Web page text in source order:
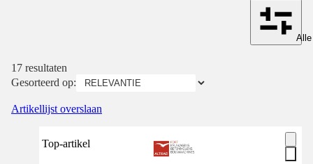
17 resultaten
Gesorteerd op:
Artikellijst overslaan
Top-artikel